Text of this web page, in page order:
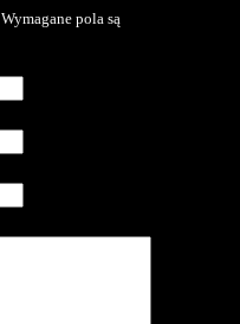
Wymagane pola są